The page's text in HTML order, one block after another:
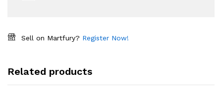
Sell on Martfury? Register Now!
Related products